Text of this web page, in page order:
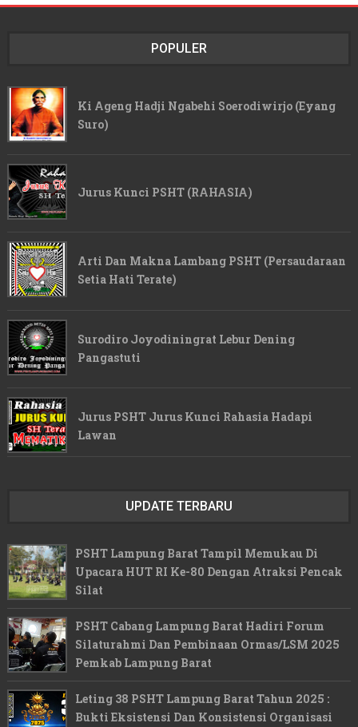
POPULER
Ki Ageng Hadji Ngabehi Soerodiwirjo (Eyang
Suro)
Jurus Kunci PSHT (RAHASIA)
Arti Dan Makna Lambang PSHT (Persaudaraan
Setia Hati Terate)
Surodiro Joyodiningrat Lebur Dening
Pangastuti
Jurus PSHT Jurus Kunci Rahasia Hadapi
Lawan
UPDATE TERBARU
PSHT Lampung Barat Tampil Memukau Di
Upacara HUT RI Ke-80 Dengan Atraksi Pencak
Silat
PSHT Cabang Lampung Barat Hadiri Forum
Silaturahmi Dan Pembinaan Ormas/LSM 2025
Pemkab Lampung Barat
Leting 38 PSHT Lampung Barat Tahun 2025 :
Bukti Eksistensi Dan Konsistensi Organisasi